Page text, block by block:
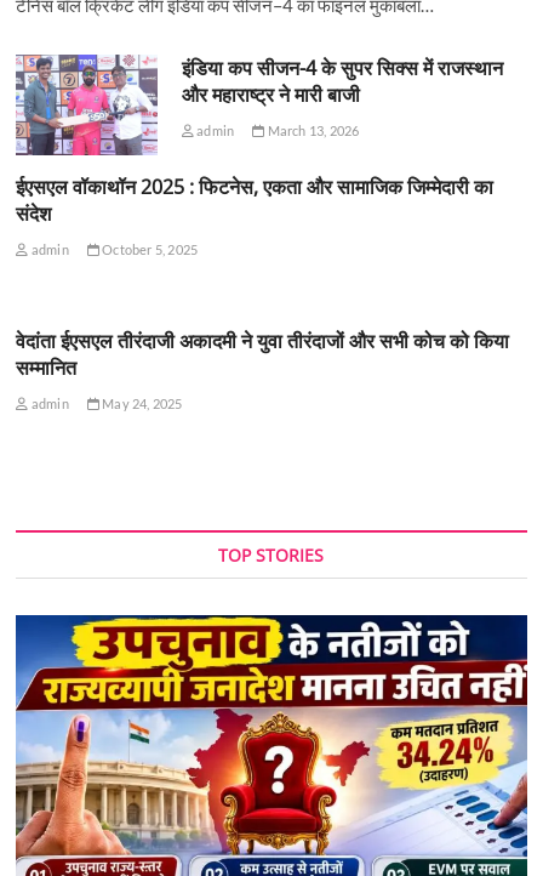
टेनिस बॉल क्रिकेट लीग इंडिया कप सीजन–4 का फाइनल मुकाबला…
इंडिया कप सीजन-4 के सुपर सिक्स में राजस्थान
और महाराष्ट्र ने मारी बाजी
admin March 13, 2026
ईएसएल वॉकाथॉन 2025 : फिटनेस, एकता और सामाजिक जिम्मेदारी का
संदेश
admin October 5, 2025
वेदांता ईएसएल तीरंदाजी अकादमी ने युवा तीरंदाजों और सभी कोच को किया
सम्मानित
admin May 24, 2025
TOP STORIES